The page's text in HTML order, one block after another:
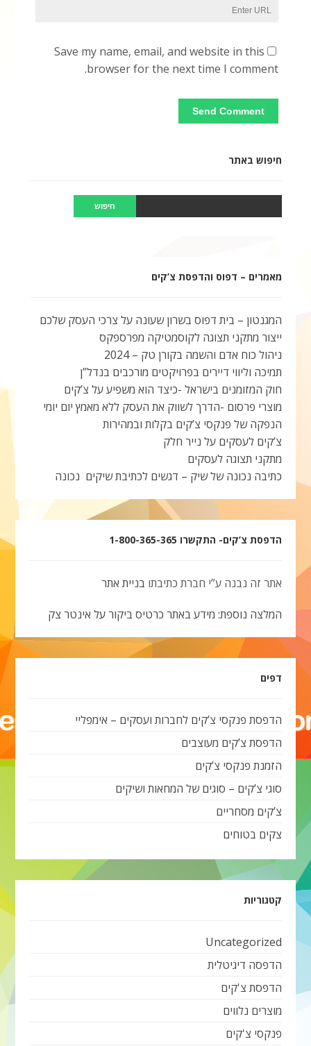
Save my name, email, and website in this
browser for the next time I comment.
חיפוש באתר
מאמרים – דפוס והדפסת צ’קים
המגנטון – בית דפוס בשרון שעונה על צרכי העסק שלכם
ייצור מתקני תצוגה לקוסמטיקה מפרספקס
ניהול כוח אדם והשמה בקורן טק – 2024
תמיכה וליווי דיירים בפרויקטים מורכבים בנדל”ן
חוק המזומנים בישראל -כיצד הוא משפיע על צ’קים
מוצרי פרסום -הדרך לשווק את העסק ללא מאמץ יום יומי
הנפקה של פנקסי צ’קים בקלות ובמהירות
צ’קים לעסקים על נייר חלק
מתקני תצוגה לעסקים
כתיבה נכונה של שיק – דגשים לכתיבת שיקים נכונה
הדפסת צ’קים- התקשרו 1-800-365-365
אתר זה נבנה ע”י חברת כתיבתו בניית אתר
המלצה נוספת: מידע באתר כרטיס ביקור על אינטר צק
דפים
הדפסת פנקסי צ’קים לחברות ועסקים – אימפליי
הדפסת צ’קים מעוצבים
הזמנת פנקסי צ’קים
סוגי צ’קים – סוגים של המחאות ושיקים
צ’קים מסחריים
צקים בטוחים
קטגוריות
Uncategorized
הדפסה דיגיטלית
הדפסת צ'קים
מוצרים נלווים
פנקסי צ'קים